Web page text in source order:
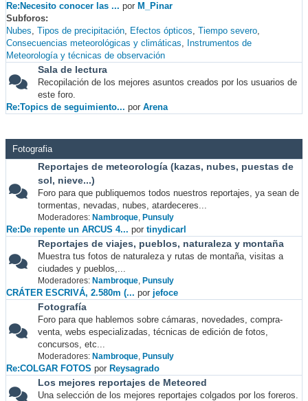
Re:Necesito conocer las ... por M_Pinar
Subforos
Nubes Tipos de precipitación Efectos ópticos Tiempo severo
Consecuencias meteorológicas y climáticas
Instrumentos de
Meteorología y técnicas de observación
Sala de lectura
Recopilación de los mejores asuntos creados por los usuarios de
este foro.
Re:Topics de seguimiento... por Arena
Fotografia
Reportajes de meteorología (kazas, nubes, puestas de
sol, nieve...)
Foro para que publiquemos todos nuestros reportajes, ya sean de
tormentas, nevadas, nubes, atardeceres...
Moderadores: Nambroque, Punsuly
Re:De repente un ARCUS 4... por tinydicarl
Reportajes de viajes, pueblos, naturaleza y montaña
Muestra tus fotos de naturaleza y rutas de montaña, visitas a
ciudades y pueblos,...
Moderadores: Nambroque, Punsuly
CRÁTER ESCRIVÁ, 2.580m (... por jefoce
Fotografía
Foro para que hablemos sobre cámaras, novedades, compra-
venta, webs especializadas, técnicas de edición de fotos,
concursos, etc...
Moderadores: Nambroque, Punsuly
Re:COLGAR FOTOS por Reysagrado
Los mejores reportajes de Meteored
Una selección de los mejores reportajes colgados por los foreros.